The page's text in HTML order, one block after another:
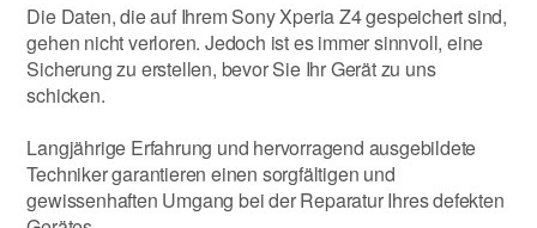
Die Daten, die auf Ihrem Sony Xperia Z4 gespeichert sind,
gehen nicht verloren. Jedoch ist es immer sinnvoll, eine
Sicherung zu erstellen, bevor Sie Ihr Gerät zu uns
schicken.
Langjährige Erfahrung und hervorragend ausgebildete
Techniker garantieren einen sorgfältigen und
gewissenhaften Umgang bei der Reparatur Ihres defekten